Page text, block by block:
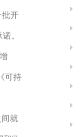
批开
。
可持
间就